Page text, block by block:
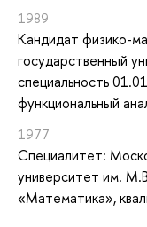
1989
Кандидат физико-
государственный
специальность
функциональный
1977
Специалитет:
университет им.
«Математика»,